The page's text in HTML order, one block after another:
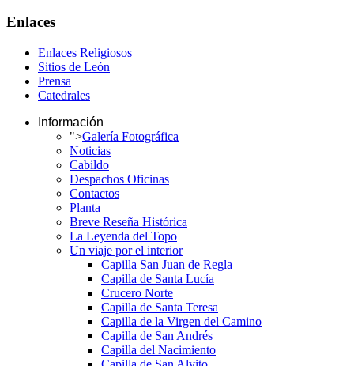
Enlaces
Enlaces Religiosos
Sitios de León
Prensa
Catedrales
Información
">Galería Fotográfica
Noticias
Cabildo
Despachos Oficinas
Contactos
Planta
Breve Reseña Histórica
La Leyenda del Topo
Un viaje por el interior
Capilla San Juan de Regla
Capilla de Santa Lucía
Crucero Norte
Capilla de Santa Teresa
Capilla de la Virgen del Camino
Capilla de San Andrés
Capilla del Nacimiento